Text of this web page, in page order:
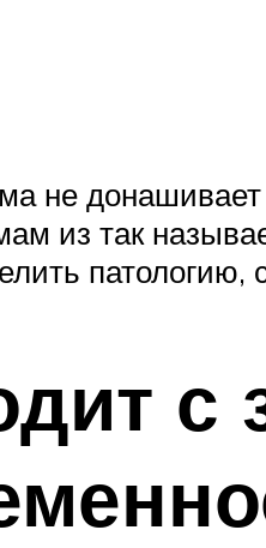
не
из так
патологию,